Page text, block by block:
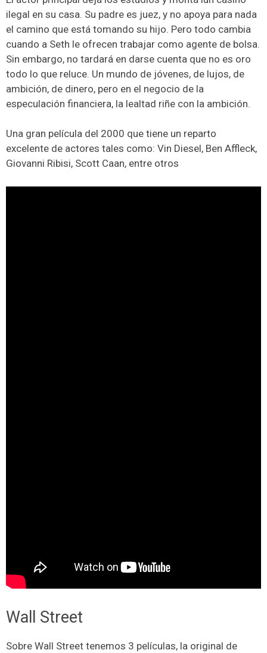
ilegal en su casa. Su padre es juez, y no apoya para nada
el camino que está tomando su hijo. Pero todo cambia
cuando a Seth le ofrecen trabajar como agente de bolsa.
Sin embargo, no tardará en darse cuenta que no es oro
todo lo que reluce. Un mundo de jóvenes, de lujos, de
ambición, de dinero, pero en el negocio de la
especulación financiera, la lealtad riñe con la ambición.
Una gran película del 2000 que tiene un reparto
excelente de actores tales como: Vin Diesel, Ben Affleck,
Giovanni Ribisi, Scott Caan, entre otros
Wall Street
Sobre Wall Street tenemos 3 películas, la original de